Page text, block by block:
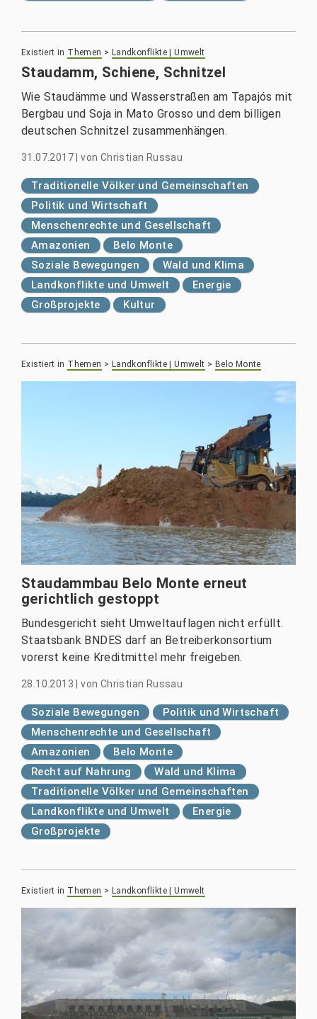
Existiert in Themen > Landkonflikte | Umwelt
Staudamm, Schiene, Schnitzel
Wie Staudämme und Wasserstraßen am Tapajós mit
Bergbau und Soja in Mato Grosso und dem billigen
deutschen Schnitzel zusammenhängen.
31.07.2017 |von Christian Russau
Traditionelle Völker und Gemeinschaften
Politik und Wirtschaft
Menschenrechte und Gesellschaft
Amazonien
Belo Monte
Soziale Bewegungen
Wald und Klima
Landkonflikte und Umwelt
Energie
Großprojekte
Kultur
Existiert in Themen > Landkonflikte | Umwelt > Belo Monte
Staudammbau Belo Monte erneut
gerichtlich gestoppt
Bundesgericht sieht Umweltauflagen nicht erfüllt.
Staatsbank BNDES darf an Betreiberkonsortium
vorerst keine Kreditmittel mehr freigeben.
28.10.2013 |von Christian Russau
Soziale Bewegungen
Politik und Wirtschaft
Menschenrechte und Gesellschaft
Amazonien
Belo Monte
Recht auf Nahrung
Wald und Klima
Traditionelle Völker und Gemeinschaften
Landkonflikte und Umwelt
Energie
Großprojekte
Existiert in Themen > Landkonflikte | Umwelt